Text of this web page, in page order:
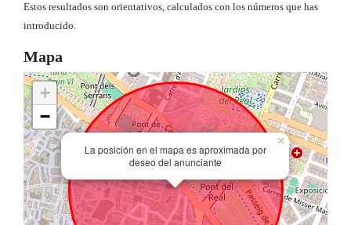
Estos resultados son orientativos, calculados con los números que has
introducido.
Mapa
La posición en el mapa es aproximada por
deseo del anunciante
×
+
−